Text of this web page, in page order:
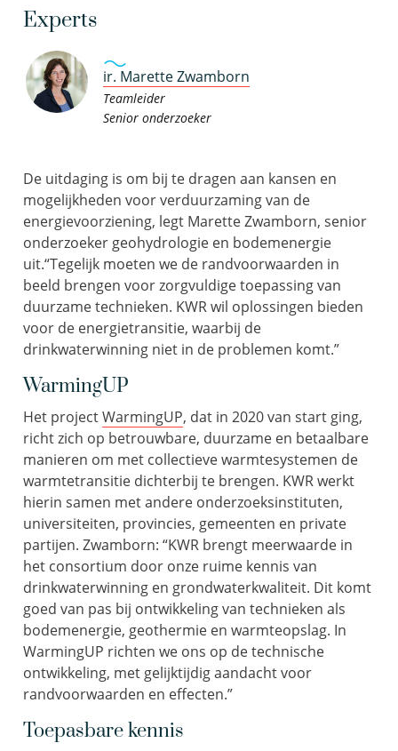
Experts
ir. Marette Zwamborn
Teamleider
Senior onderzoeker
De uitdaging is om bij te dragen aan kansen en
mogelijkheden voor verduurzaming van de
energievoorziening, legt Marette Zwamborn, senior
onderzoeker geohydrologie en bodemenergie
uit.“Tegelijk moeten we de randvoorwaarden in
beeld brengen voor zorgvuldige toepassing van
duurzame technieken. KWR wil oplossingen bieden
voor de energietransitie, waarbij de
drinkwaterwinning niet in de problemen komt.”
WarmingUP
Het projectWarmingUP, dat in 2020 van start ging,
richt zich op betrouwbare, duurzame en betaalbare
manieren om met collectieve warmtesystemen de
warmtetransitie dichterbij te brengen. KWR werkt
hierin samen met andere onderzoeksinstituten,
universiteiten, provincies, gemeenten en private
partijen. Zwamborn: “KWR brengt meerwaarde in
het consortium door onze ruime kennis van
drinkwaterwinning en grondwaterkwaliteit. Dit komt
goed van pas bij ontwikkeling van technieken als
bodemenergie, geothermie en warmteopslag. In
WarmingUP richten we ons op de technische
ontwikkeling, met gelijktijdig aandacht voor
randvoorwaarden en effecten.”
Toepasbare kennis